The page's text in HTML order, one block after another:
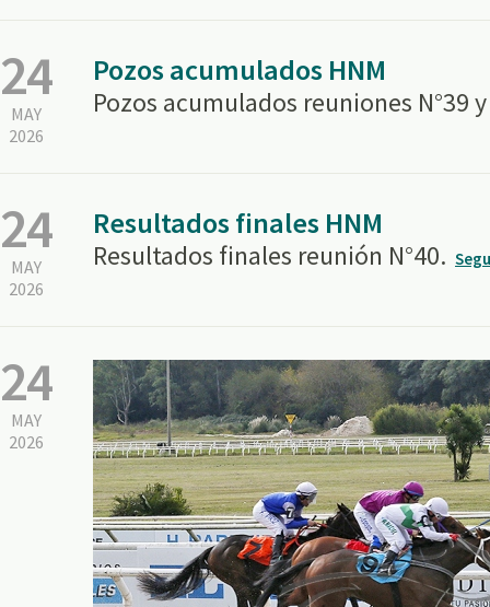
24
MAY
2026
Pozos acumulados HNM
Pozos acumulados reuniones N°39 y
24
MAY
2026
Resultados finales HNM
Resultados finales reunión N°40.
24
MAY
2026